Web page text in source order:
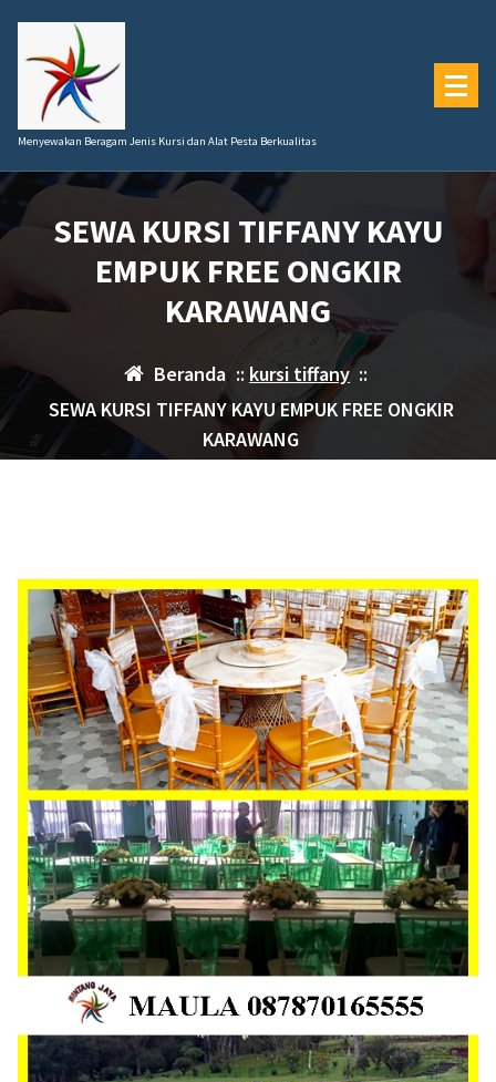
konten
Menyewakan Beragam Jenis Kursi dan Alat Pesta Berkualitas
SEWA KURSI TIFFANY KAYU
EMPUK FREE ONGKIR
KARAWANG
Beranda :: kursi tiffany::
SEWA KURSI TIFFANY KAYU EMPUK FREE ONGKIR
KARAWANG